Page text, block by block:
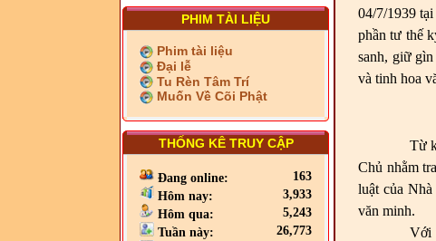
PHIM TÀI LIỆU
Phim tài liệu
Đại lễ
Tu Rèn Tâm Trí
Muốn Về Cõi Phật
THỐNG KÊ TRUY CẬP
Đang online:
163
Hôm nay:
3,933
Hôm qua:
5,243
Tuần này:
26,773
04/7/1939
phần tư thế
sanh, giữ
và tinh hoa
Từ
Chủ nhằm
luật của
văn minh.
Với